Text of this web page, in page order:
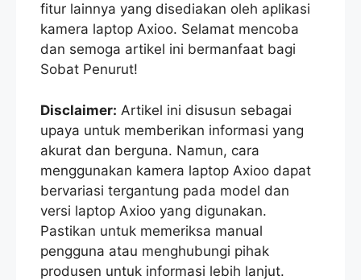
fitur lainnya yang disediakan oleh aplikasi
kamera laptop Axioo. Selamat mencoba
dan semoga artikel ini bermanfaat bagi
Sobat Penurut!
Disclaimer: Artikel ini disusun sebagai
upaya untuk memberikan informasi yang
akurat dan berguna. Namun, cara
menggunakan kamera laptop Axioo dapat
bervariasi tergantung pada model dan
versi laptop Axioo yang digunakan.
Pastikan untuk memeriksa manual
pengguna atau menghubungi pihak
produsen untuk informasi lebih lanjut.